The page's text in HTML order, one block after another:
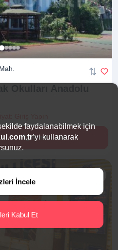
Hemen Ara
faydalanabilmek için
’yi kullanarak
İncele
Kabul Et